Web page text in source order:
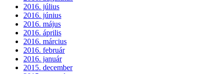
2016. július
2016. június
2016. május
2016. április
2016. március
2016. február
2016. január
2015. december